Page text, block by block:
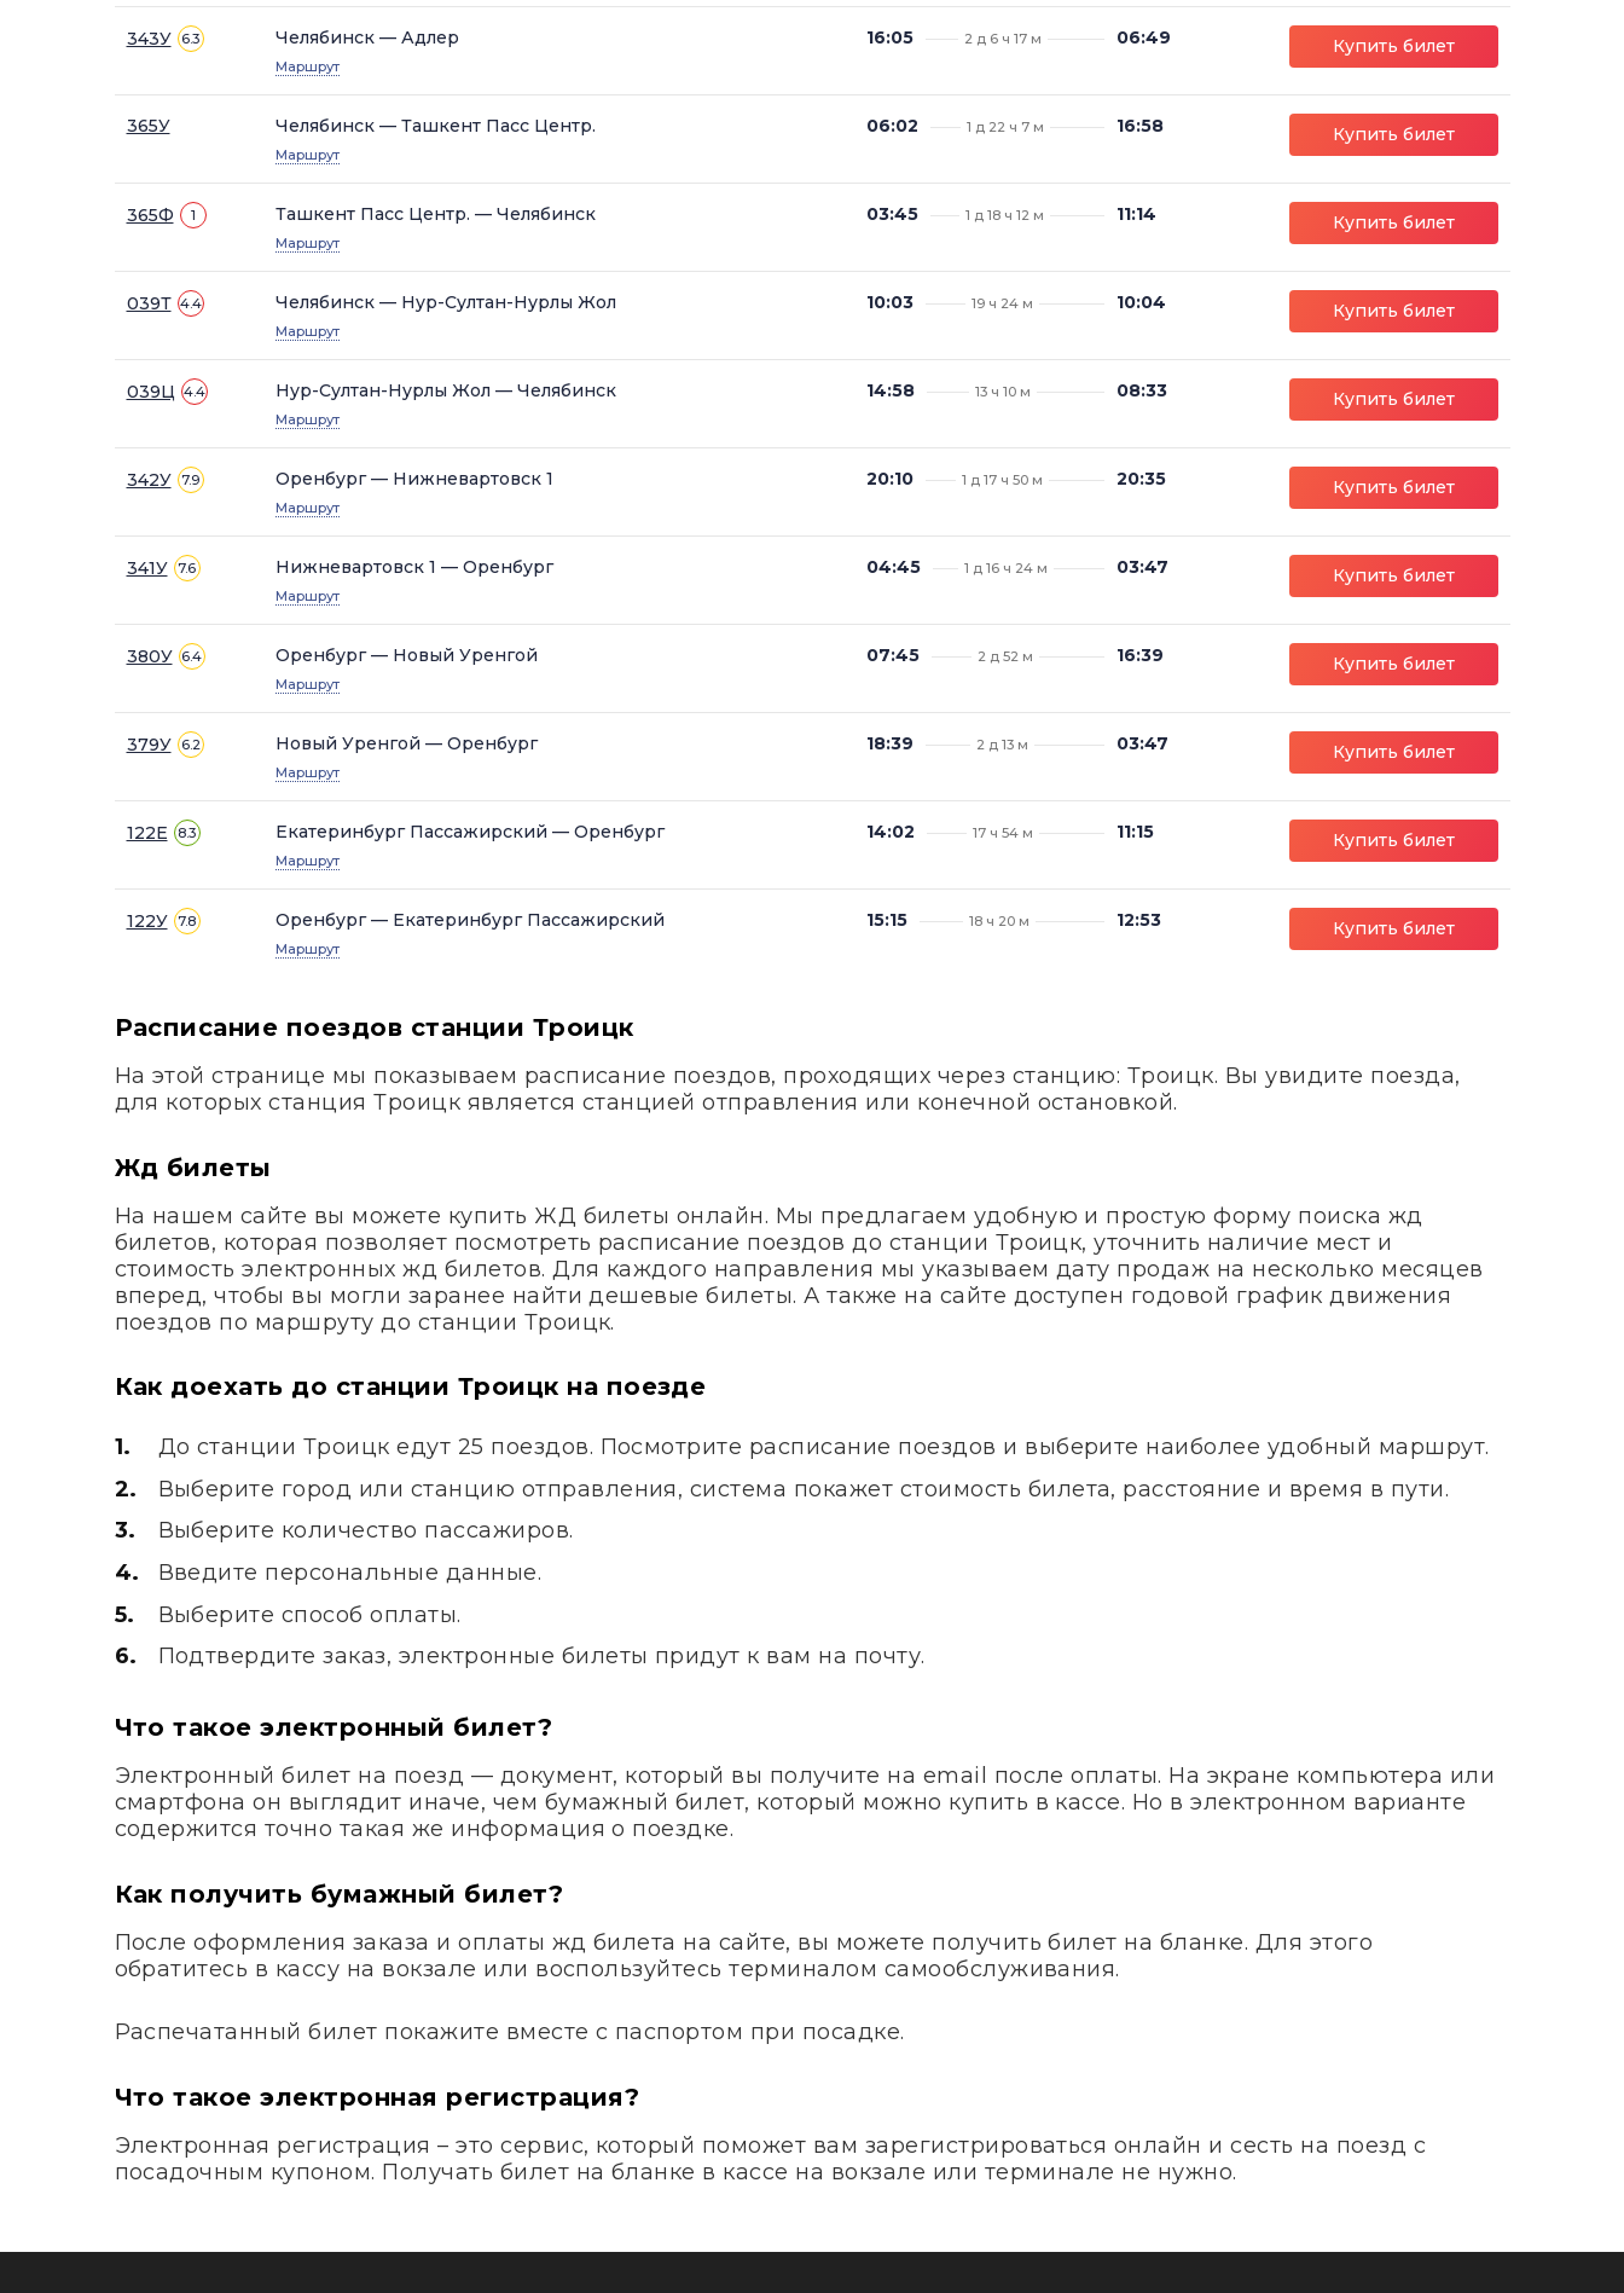
343У 6.3 Челябинск — Адлер
Маршрут
16:05 2 д 6 ч 17 м 06:49 Купить билет
365У Челябинск — Ташкент Пасс Центр.
Маршрут
06:02 1 д 22 ч 7 м 16:58 Купить билет
365Ф 1 Ташкент Пасс Центр. — Челябинск
Маршрут
03:45 1 д 18 ч 12 м 11:14 Купить билет
039Т 4.4 Челябинск — Нур-Султан-Нурлы Жол
Маршрут
10:03 19 ч 24 м 10:04 Купить билет
039Ц 4.4 Нур-Султан-Нурлы Жол — Челябинск
Маршрут
14:58 13 ч 10 м 08:33 Купить билет
342У 7.9 Оренбург — Нижневартовск 1
Маршрут
20:10 1 д 17 ч 50 м 20:35 Купить билет
341У 7.6 Нижневартовск 1 — Оренбург
Маршрут
04:45 1 д 16 ч 24 м 03:47 Купить билет
380У 6.4 Оренбург — Новый Уренгой
Маршрут
07:45 2 д 52 м 16:39 Купить билет
379У 6.2 Новый Уренгой — Оренбург
Маршрут
18:39 2 д 13 м 03:47 Купить билет
122Е 8.3 Екатеринбург Пассажирский — Оренбург
Маршрут
14:02 17 ч 54 м 11:15 Купить билет
122У 7.8 Оренбург — Екатеринбург Пассажирский
Маршрут
15:15 18 ч 20 м 12:53 Купить билет
Расписание поездов станции Троицк
На этой странице мы показываем расписание поездов, проходящих через станцию: Троицк. Вы увидите поезда,
для которых станция Троицк является станцией отправления или конечной остановкой.
Жд билеты
На нашем сайте вы можете купить ЖД билеты онлайн. Мы предлагаем удобную и простую форму поиска жд
билетов, которая позволяет посмотреть расписание поездов до станции Троицк, уточнить наличие мест и
стоимость электронных жд билетов. Для каждого направления мы указываем дату продаж на несколько месяцев
вперед, чтобы вы могли заранее найти дешевые билеты. А также на сайте доступен годовой график движения
поездов по маршруту до станции Троицк.
Как доехать до станции Троицк на поезде
До станции Троицк едут 25 поездов. Посмотрите расписание поездов и выберите наиболее удобный маршрут.
Выберите город или станцию отправления, система покажет стоимость билета, расстояние и время в пути.
Выберите количество пассажиров.
Введите персональные данные.
Выберите способ оплаты.
Подтвердите заказ, электронные билеты придут к вам на почту.
Что такое электронный билет?
Электронный билет на поезд — документ, который вы получите на email после оплаты. На экране компьютера или
смартфона он выглядит иначе, чем бумажный билет, который можно купить в кассе. Но в электронном варианте
содержится точно такая же информация о поездке.
Как получить бумажный билет?
После оформления заказа и оплаты жд билета на сайте, вы можете получить билет на бланке. Для этого
обратитесь в кассу на вокзале или воспользуйтесь терминалом самообслуживания.
Распечатанный билет покажите вместе с паспортом при посадке.
Что такое электронная регистрация?
Электронная регистрация – это сервис, который поможет вам зарегистрироваться онлайн и сесть на поезд с
посадочным купоном. Получать билет на бланке в кассе на вокзале или терминале не нужно.